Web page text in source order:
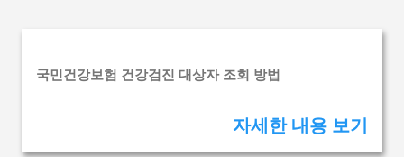
국민건강보험 건강검진 대상자 조회 방법
자세한 내용 보기